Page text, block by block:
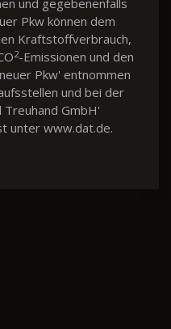
und gegebenenfalls
Pkw können dem
Kraftstoffverbrauch,
2-Emissionen und den
Pkw' entnommen
und bei der
GmbH'
unter www.dat.de.